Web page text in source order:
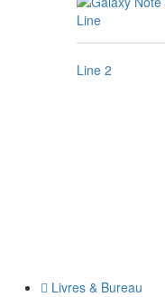
Line
Line 2
Livres & Bureau